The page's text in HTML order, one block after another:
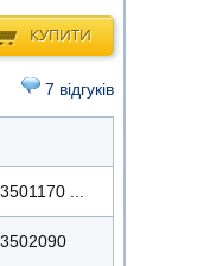
КУПИТИ
7 відгуків
...